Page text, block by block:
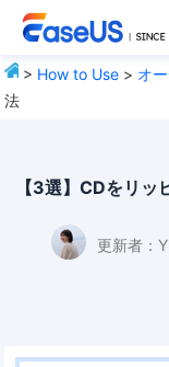
> How to Use > オ
法
【3選】CDをリッ
更新者：